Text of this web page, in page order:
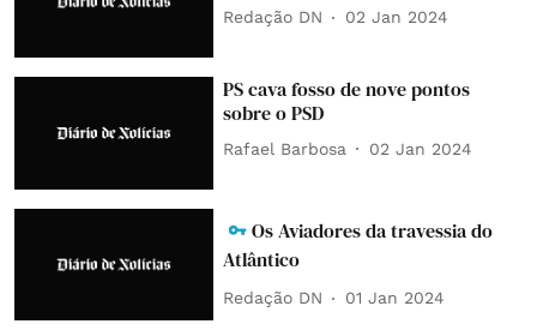
Redação DN 02 Jan 2024
PS cava fosso de nove pontos
sobre o PSD
Rafael Barbosa 02 Jan 2024
Os Aviadores da travessia do
Atlântico
Redação DN 01 Jan 2024